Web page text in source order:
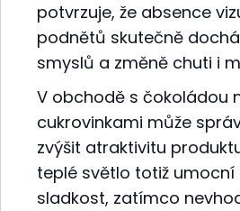
potvrzuje, že absence
podnětů skutečně
smyslů a změně chuti i
V obchodě s čokoládou
cukrovinkami může
zvýšit atraktivitu
teplé světlo totiž
sladkost, zatímco